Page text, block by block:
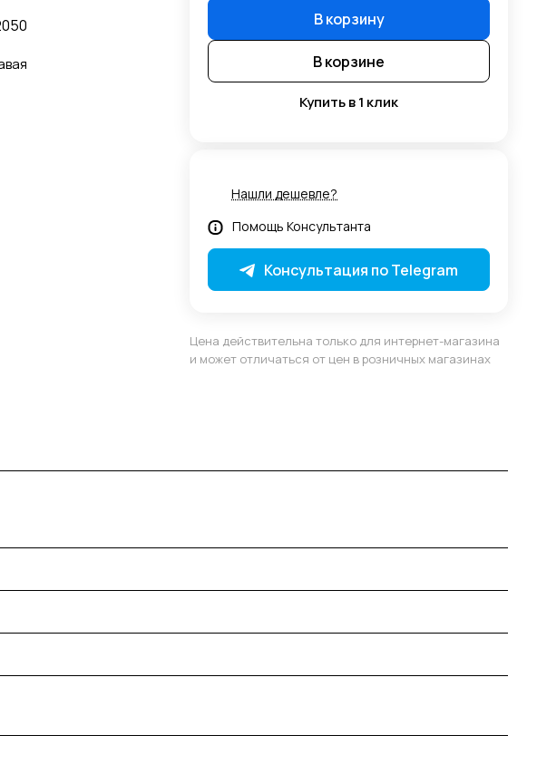
В корзину
В корзине
Купить в 1 клик
Нашли дешевле?
Помощь Консультанта
Консультация по Telegram
Цена действительна только для интернет-магазина
и может отличаться от цен в розничных магазинах